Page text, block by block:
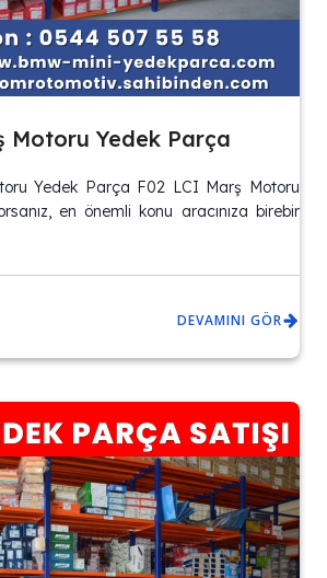
Motoru Yedek Parça
Yedek Parça F02 LCI Marş Motoru
en önemli konu aracınıza birebir
DEVAMINI GÖR